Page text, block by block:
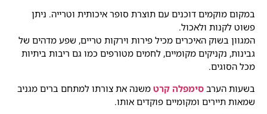
במקום מוקמים דוכנים עם תוצרת סופר איכותית וטרייה. ניתן
פשוט לקנות ולאכול.
המגוון בשוק האיכרים מכיל פירות וירקות טריים, שפע מדהים של
גבינות, נקניקים מקומיים, לחמים מטורפים כמו גם ריבות ביתיות
מכל הסוגים.
בשעות הערב סימפלה קרט משנה את צורתו למתחם ברים מגניב
שמאות תיירים ומקומיים פוקדים אותו.